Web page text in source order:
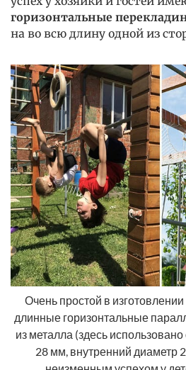
горизонтальные
на во всю длину одной из
Очень простой в
длинные горизонтальные
из металла (здесь
28 мм, внутренний диаметр